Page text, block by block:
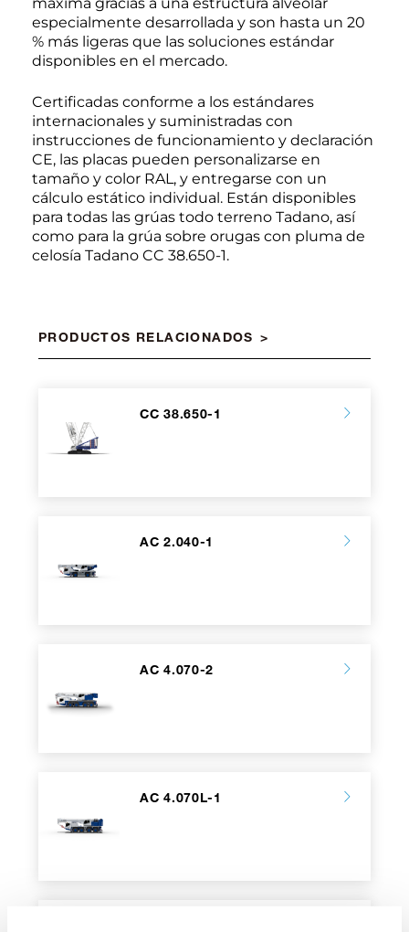
máxima gracias a una estructura alveolar
especialmente desarrollada y son hasta un 20
% más ligeras que las soluciones estándar
disponibles en el mercado.
Certificadas conforme a los estándares
internacionales y suministradas con
instrucciones de funcionamiento y declaración
CE, las placas pueden personalizarse en
tamaño y color RAL, y entregarse con un
cálculo estático individual. Están disponibles
para todas las grúas todo terreno Tadano, así
como para la grúa sobre orugas con pluma de
celosía Tadano CC 38.650-1.
PRODUCTOS RELACIONADOS
CC 38.650-1
AC 2.040-1
AC 4.070-2
AC 4.070L-1